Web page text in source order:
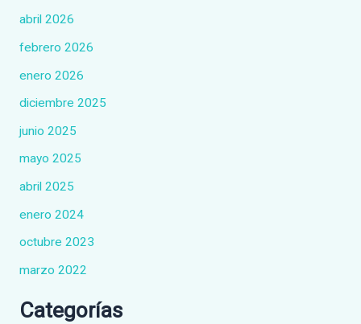
abril 2026
febrero 2026
enero 2026
diciembre 2025
junio 2025
mayo 2025
abril 2025
enero 2024
octubre 2023
marzo 2022
Categorías